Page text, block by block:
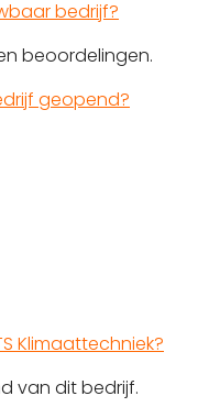
bedrijf?
beoordelingen.
geopend?
Klimaattechniek?
van dit bedrijf.